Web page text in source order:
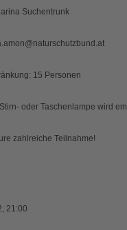
Suchentrunk
15 Personen
oder Taschenlampe wird
zahlreiche Teilnahme!
21:00